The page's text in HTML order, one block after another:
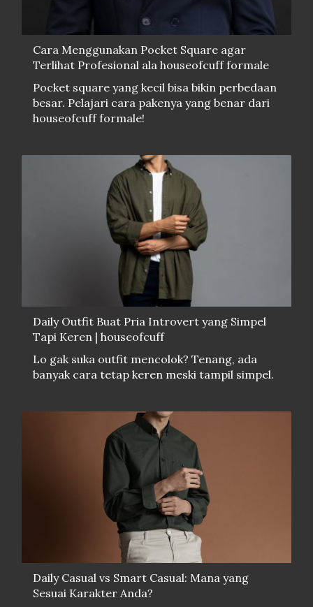
Cara Menggunakan Pocket Square agar
Terlihat Profesional ala houseofcuff formale
Pocket square yang kecil bisa bikin perbedaan
besar. Pelajari cara pakenya yang benar dari
houseofcuff formale!
Daily Outfit Buat Pria Introvert yang Simpel
Tapi Keren | houseofcuff
Lo gak suka outfit mencolok? Tenang, ada
banyak cara tetap keren meski tampil simpel.
Daily Casual vs Smart Casual: Mana yang
Sesuai Karakter Anda?